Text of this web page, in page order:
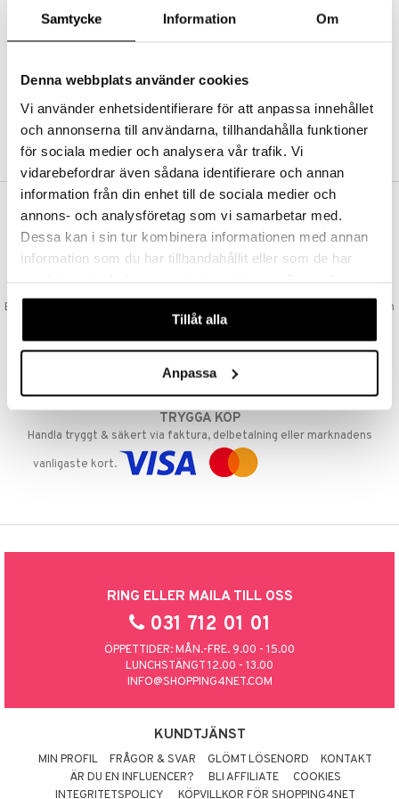
Samtycke Information Om
Denna webbplats använder cookies
Vi använder enhetsidentifierare för att anpassa innehållet
och annonserna till användarna, tillhandahålla funktioner
för sociala medier och analysera vår trafik. Vi
vidarebefordrar även sådana identifierare och annan
information från din enhet till de sociala medier och
annons- och analysföretag som vi samarbetar med.
Dessa kan i sin tur kombinera informationen med annan
information som du har tillhandahållit eller som de har
våra cookies vid fortsatt användande av vår webbplats.
Tillåt alla
Anpassa
Abonnemang
Bevaka produkter
Recensera produkter
SKAPA KUND
VAD KOSTAR FRAKTEN?
Vi erbjuder fri frakt från 350 kr. Vår gräns för fraktfri leverans bestäms
utifån vilken avdelning du handlar från. Läs mer här »
Beställningar lagda före 14:00 (gäller varor i lager) skickas normalt ut från
oss samma dag.
GODKÄND AV LÄKEMEDELSVERKET
EU-logotypen är symbolen som visar att vi är godkända av
TRYGGA KÖP
Handla tryggt & säkert via faktura, delbetalning eller marknadens
vanligaste kort.
RING ELLER MAILA TILL OSS
031 712 01 01
ÖPPETTIDER: MÅN.-FRE. 9.00 - 15.00
LUNCHSTÄNGT 12.00 - 13.00
INFO@SHOPPING4NET.COM
KUNDTJÄNST
MIN PROFIL FRÅGOR & SVAR GLÖMT LÖSENORD
KONTAKT
ÄR DU EN INFLUENCER?
BLI AFFILIATE
COOKIES
INTEGRITETSPOLICY
KÖPVILLKOR FÖR SHOPPING4NET